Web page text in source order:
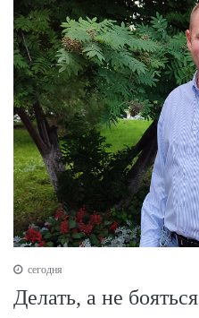
сегодня
Делать, а не